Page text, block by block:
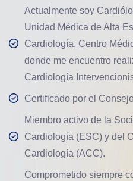
Actualmente soy
Unidad Médica de Alta
Cardiología, Centro
donde me encuentro
Cardiología
Certificado por el
Miembro activo de la
Cardiología (ESC) y del
Cardiología (ACC).
Comprometido siempre